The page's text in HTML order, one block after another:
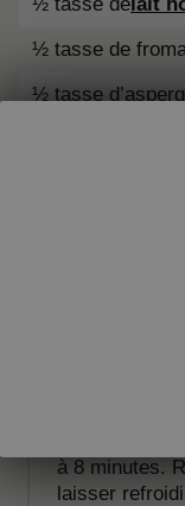
½ tasse de
½ tasse
croûtes à
à 8 minutes.
laisser